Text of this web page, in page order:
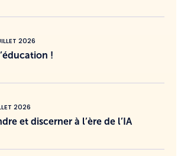
2026
!
2026
et discerner à l’ère de l’IA